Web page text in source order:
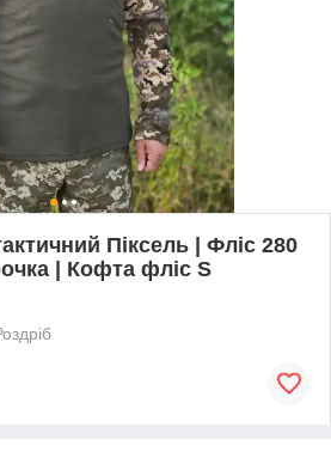
Піксель | Фліс 280
| Кофта фліс S